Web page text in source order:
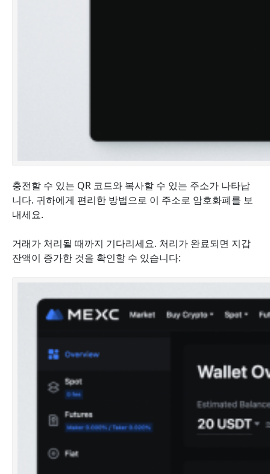
충전할 수 있는 QR 코드와 복사할 수 있는 주소가 나타납
니다. 귀하에게 편리한 방법으로 이 주소로 암호화폐를 보
내세요.
거래가 처리될 때까지 기다리세요. 처리가 완료되면 지갑
잔액이 증가한 것을 확인할 수 있습니다: